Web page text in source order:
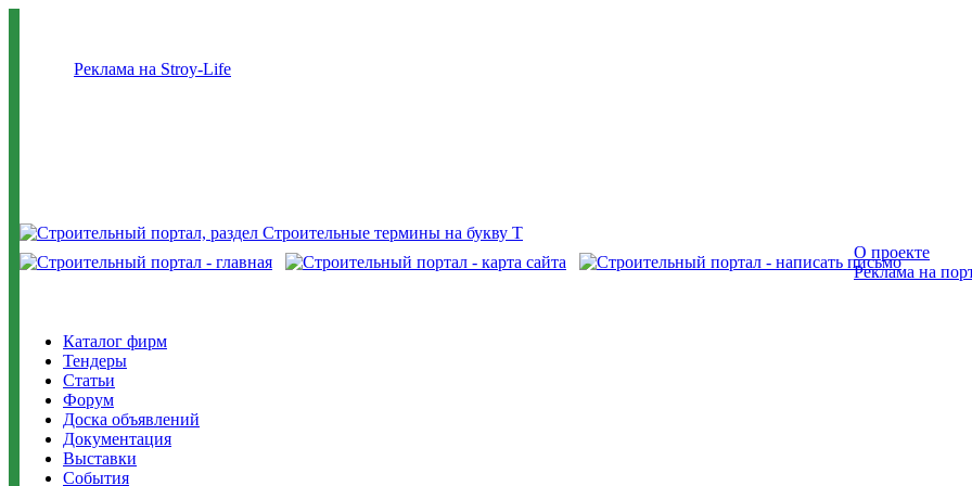
Реклама на Stroy-Life
О проекте
Реклама на
Каталог фирм
Тендеры
Статьи
Форум
Доска объявлений
Документация
Выставки
События